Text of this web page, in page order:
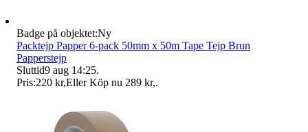
Badge på objektet:Ny
Packtejp Papper 6-pack 50mm x 50m Tape Tejp Brun
Papperstejp
Sluttid9 aug 14:25.
Pris:220 kr,Eller Köp nu 289 kr,.